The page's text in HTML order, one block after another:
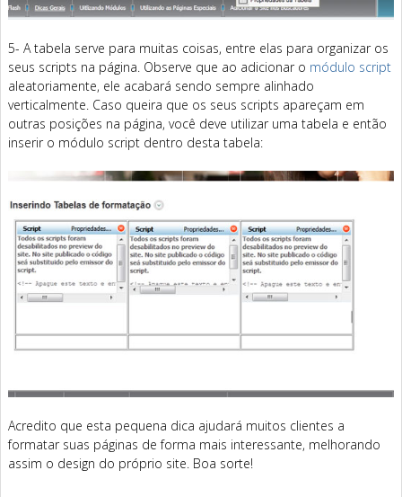
5- A tabela serve para muitas coisas, entre elas para organizar os
seus scripts na página. Observe que ao adicionar o módulo script
aleatoriamente, ele acabará sendo sempre alinhado
verticalmente. Caso queira que os seus scripts apareçam em
outras posições na página, você deve utilizar uma tabela e então
inserir o módulo script dentro desta tabela:
Acredito que esta pequena dica ajudará muitos clientes a
formatar suas páginas de forma mais interessante, melhorando
assim o design do próprio site. Boa sorte!